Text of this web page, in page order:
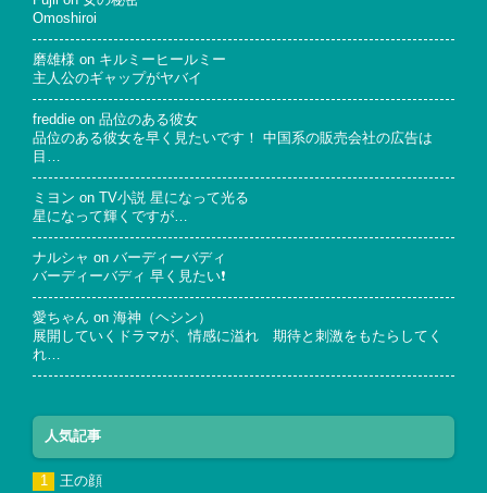
Omoshiroi
磨雄様 on キルミーヒールミー
主人公のギャップがヤバイ
freddie on 品位のある彼女
品位のある彼女を早く見たいです！ 中国系の販売会社の広告は
目…
ミヨン on TV小説 星になって光る
星になって輝くですが…
ナルシャ on バーディーバディ
バーディーバディ 早く見たい❗
愛ちゃん on 海神（ヘシン）
展開していくドラマが、情感に溢れ 期待と刺激をもたらしてく
れ…
人気記事
王の顔